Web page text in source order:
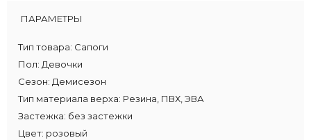
ПАРАМЕТРЫ
Тип товара: Сапоги
Пол: Девочки
Сезон: Демисезон
Тип материала верха: Резина, ПВХ, ЭВА
Застежка: без застежки
Цвет: розовый